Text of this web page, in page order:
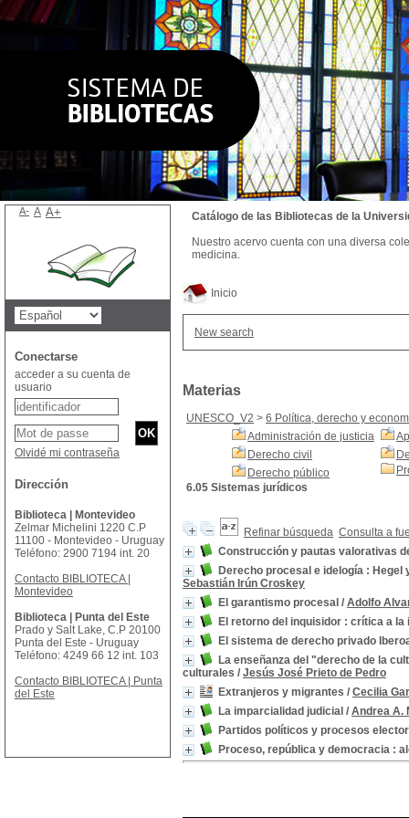
Inicio
New search
Materias
UNESCO_V2 > 6 Política, derecho y
Administración de justicia
Derecho civil
Derecho público
6.05 Sistemas jurídicos
Refinar búsqueda Consulta a
Construcción y pautas valorativas
Derecho procesal e idelogía :
Sebastián Irún Croskey
El garantismo procesal / Adolfo
El retorno del inquisidor : crítica a
El sistema de derecho privado
La enseñanza del "derecho de la
culturales / Jesús José Prieto de Pedro
Extranjeros y migrantes / Cecilia
La imparcialidad judicial / Andrea A.
Partidos políticos y procesos
Proceso, república y democracia :
Catálogo de las Bibliotecas de la
Nuestro acervo cuenta con una diversa
medicina.
A- A A+
Conectarse
acceder a su cuenta de
usuario
Olvidé mi contraseña
Dirección
Biblioteca | Montevideo
Zelmar Michelini 1220 C.P
11100 - Montevideo - Uruguay
Teléfono: 2900 7194 int. 20
Contacto BIBLIOTECA |
Montevideo
Biblioteca | Punta del Este
Prado y Salt Lake, C.P 20100
Punta del Este - Uruguay
Teléfono: 4249 66 12 int. 103
Contacto BIBLIOTECA | Punta
del Este